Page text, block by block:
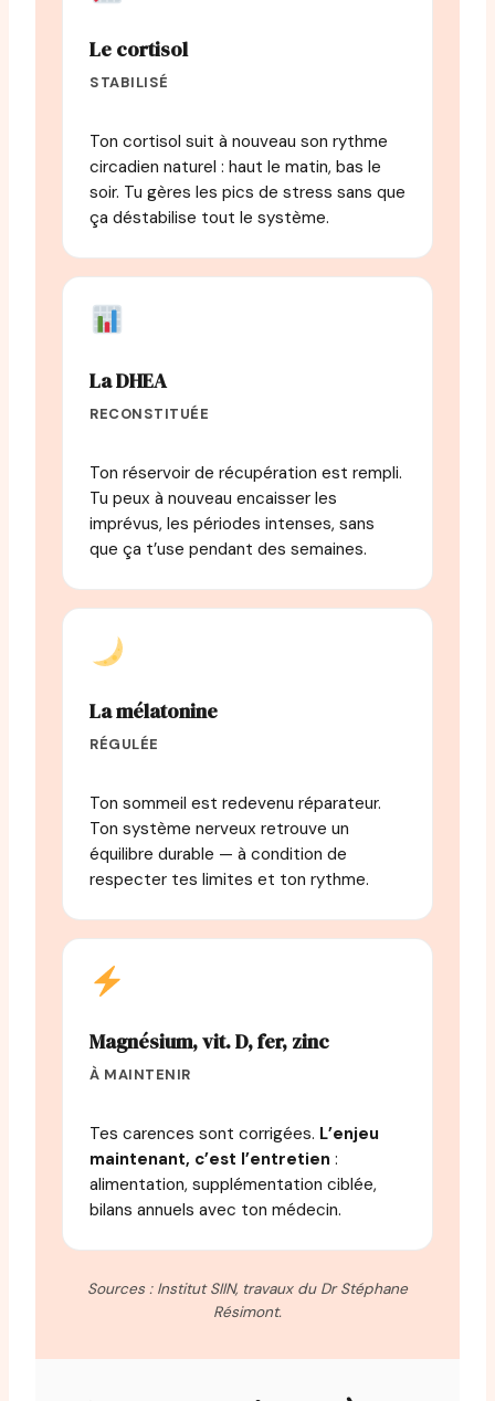
Le cortisol
STABILISÉ
Ton cortisol suit à nouveau son rythme
circadien naturel : haut le matin, bas le
soir. Tu gères les pics de stress sans que
ça déstabilise tout le système.
La DHEA
RECONSTITUÉE
Ton réservoir de récupération est rempli.
Tu peux à nouveau encaisser les
imprévus, les périodes intenses, sans
que ça t’use pendant des semaines.
La mélatonine
RÉGULÉE
Ton sommeil est redevenu réparateur.
Ton système nerveux retrouve un
équilibre durable — à condition de
respecter tes limites et ton rythme.
Magnésium, vit. D, fer, zinc
À MAINTENIR
Tes carences sont corrigées. L’enjeu
maintenant, c’est l’entretien :
alimentation, supplémentation ciblée,
bilans annuels avec ton médecin.
Sources : Institut SIIN, travaux du Dr Stéphane
Résimont.